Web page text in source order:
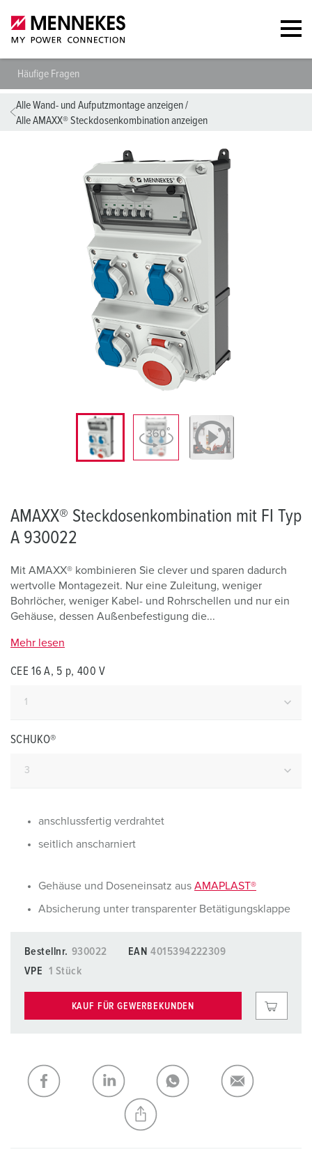
Häufige Fragen
Alle Wand- und Aufputzmontage anzeigen/
Alle AMAXX® Steckdosenkombination anzeigen
AMAXX® Steckdosenkombination mit FI Typ
A 930022
Mit AMAXX® kombinieren Sie clever und sparen dadurch
wertvolle Montagezeit. Nur eine Zuleitung, weniger
Bohrlöcher, weniger Kabel- und Rohrschellen und nur ein
Gehäuse, dessen Außenbefestigung die...
Mehr lesen
CEE 16 A, 5 p, 400 V
SCHUKO®
anschlussfertig verdrahtet
seitlich anscharniert
Gehäuse und Doseneinsatz aus AMAPLAST®
Absicherung unter transparenter Betätigungsklappe
Bestellnr. 930022 EAN 4015394222309
VPE
1 Stück
KAUF FÜR GEWERBEKUNDEN